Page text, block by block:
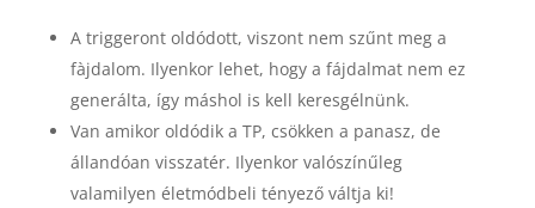
A triggeront oldódott, viszont nem szűnt meg a
fàjdalom. Ilyenkor lehet, hogy a fájdalmat nem ez
generálta, így máshol is kell keresgélnünk.
Van amikor oldódik a TP, csökken a panasz, de
állandóan visszatér. Ilyenkor valószínűleg
valamilyen életmódbeli tényező váltja ki!